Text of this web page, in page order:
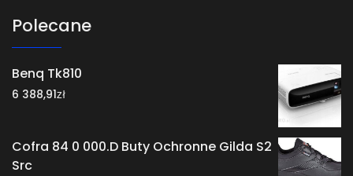
Polecane
Benq Tk810
6 388,91zł
Cofra 84 0 000.D Buty Ochronne Gilda S2
Src